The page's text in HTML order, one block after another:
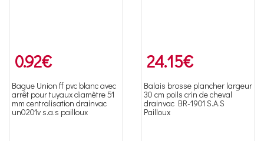
0.92€
Bague Union ff pvc blanc avec
arrêt pour tuyaux diamètre 51
mm centralisation drainvac
un0201v s.a.s pailloux
24.15€
Balais brosse plancher largeur
30 cm poils crin de cheval
drainvac BR-1901 S.A.S
Pailloux